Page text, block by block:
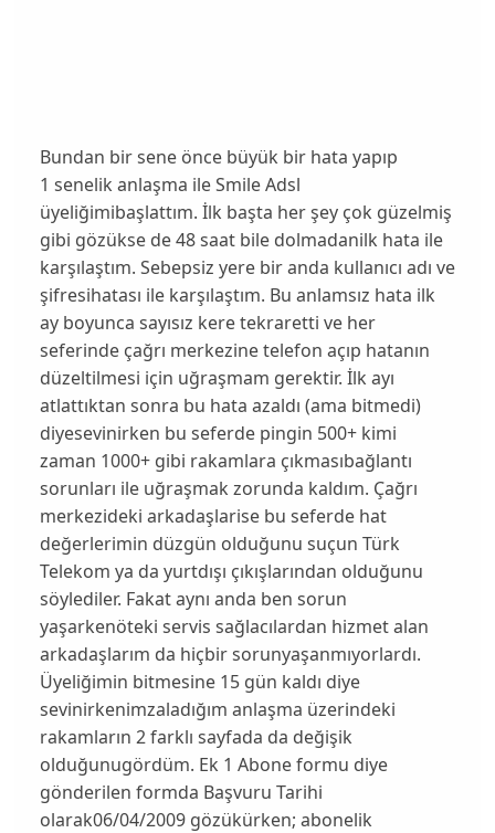
Bundan bir sene önce büyük bir hata yapıp
1 senelik anlaşma ile Smile Adsl
üyeliğimibaşlattım. İlk başta her şey çok güzelmiş
gibi gözükse de 48 saat bile dolmadanilk hata ile
karşılaştım. Sebepsiz yere bir anda kullanıcı adı ve
şifresihatası ile karşılaştım. Bu anlamsız hata ilk
ay boyunca sayısız kere tekraretti ve her
seferinde çağrı merkezine telefon açıp hatanın
düzeltilmesi için uğraşmam gerektir. İlk ayı
atlattıktan sonra bu hata azaldı (ama bitmedi)
diyesevinirken bu seferde pingin 500+ kimi
zaman 1000+ gibi rakamlara çıkmasıbağlantı
sorunları ile uğraşmak zorunda kaldım. Çağrı
merkezideki arkadaşlarise bu seferde hat
değerlerimin düzgün olduğunu suçun Türk
Telekom ya da yurtdışı çıkışlarından olduğunu
söylediler. Fakat aynı anda ben sorun
yaşarkenöteki servis sağlacılardan hizmet alan
arkadaşlarım da hiçbir sorunyaşanmıyorlardı.
Üyeliğimin bitmesine 15 gün kaldı diye
sevinirkenimzaladığım anlaşma üzerindeki
rakamların 2 farklı sayfada da değişik
olduğunugördüm. Ek 1 Abone formu diye
gönderilen formda Başvuru Tarihi
olarak06/04/2009 gözükürken; abonelik